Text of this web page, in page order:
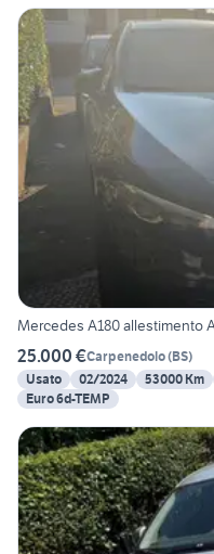
Mercedes A180 allestimento
25.000 €Carpenedolo(BS)
Usato
02/2024 53000 Km
Euro 6d-TEMP